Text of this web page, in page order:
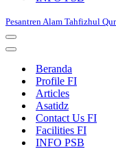
Pesantren Alam Tahfizhul
Navigation
Menu
Navigation
Beranda
Profile FI
Articles
Asatidz
Contact Us FI
Facilities FI
INFO PSB